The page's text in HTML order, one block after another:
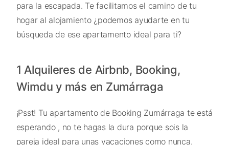
para la escapada. Te facilitamos el camino de tu
hogar al alojamiento ¿podemos ayudarte en tu
búsqueda de ese apartamento ideal para ti?
1 Alquileres de Airbnb, Booking,
Wimdu y más en Zumárraga
¡Psst! Tu apartamento de Booking Zumárraga te está
esperando , no te hagas la dura porque sois la
pareja ideal para unas vacaciones como nunca.